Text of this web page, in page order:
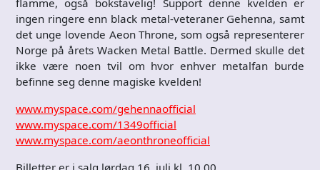
ingen ringere enn black metal-veteraner Gehenna, samt
det unge lovende Aeon Throne, som også representerer
Norge på årets Wacken Metal Battle. Dermed skulle det
ikke være noen tvil om hvor enhver metalfan burde
befinne seg denne magiske kvelden!
www.myspace.com/gehennaofficial
www.myspace.com/1349official
www.myspace.com/aeonthroneofficial
Billetter er i salg lørdag 16. juli kl. 10.00.